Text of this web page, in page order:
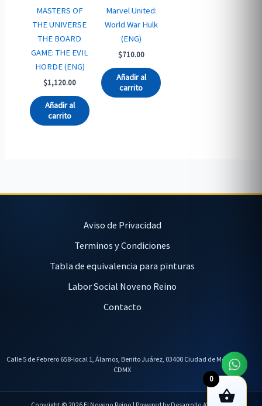
MASTERS OF
THE UNIVERSE
THE BOARD
GAME: THE EVIL
HORDE (ENG)
$1,120.00
Añadir al
carrito
Marvel United:
World War Hulk
(ENG)
$710.00
Añadir al
carrito
Aviso de Privacidad
Terminos y Condiciones
Tabla de equivalencia para pinturas
Labor Social Noveno Reino
Contacto
Calle 5 de Febrero 658-local 1, Álamos, Benito Juárez, 03400 Ciudad de México,
CDMX
0